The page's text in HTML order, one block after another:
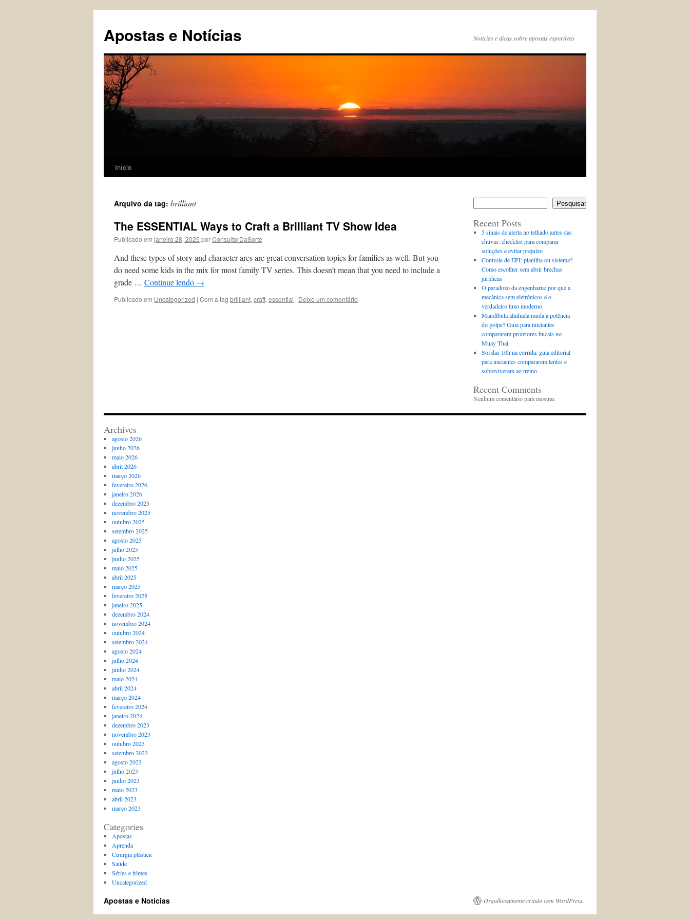
conteúdo
Apostas e Notícias Noticias e dicas sobre apostas esportivas
Início
Arquivo da tag: brilliant
The ESSENTIAL Ways to Craft a Brilliant TV Show Idea
Publicado em janeiro 28, 2025 porConsultorDaSorte
And these types of story and character arcs are great conversation topics for families as well. But you
do need some kids in the mix for most family TV series. This doesn’t mean that you need to include a
grade … Continue lendo →
Publicado em Uncategorized | Com a tag brilliant, craft, essential | Deixe um comentário
Pesquisar
Recent Posts
5 sinais de alerta no telhado antes das
chuvas: checklist para comparar
soluções e evitar prejuízo
Controle de EPI: planilha ou sistema?
Como escolher sem abrir brechas
jurídicas
O paradoxo da engenharia: por que a
mecânica sem eletrônicos é o
verdadeiro luxo moderno
Mandíbula alinhada muda a potência
do golpe? Guia para iniciantes
compararem protetores bucais no
Muay Thai
Sol das 10h na corrida: guia editorial
para iniciantes compararem lentes e
sobreviverem ao treino
Recent Comments
Nenhum comentário para mostrar.
Archives
agosto 2026
junho 2026
maio 2026
abril 2026
março 2026
fevereiro 2026
janeiro 2026
dezembro 2025
novembro 2025
outubro 2025
setembro 2025
agosto 2025
julho 2025
junho 2025
maio 2025
abril 2025
março 2025
fevereiro 2025
janeiro 2025
dezembro 2024
novembro 2024
outubro 2024
setembro 2024
agosto 2024
julho 2024
junho 2024
maio 2024
abril 2024
março 2024
fevereiro 2024
janeiro 2024
dezembro 2023
novembro 2023
outubro 2023
setembro 2023
agosto 2023
julho 2023
junho 2023
maio 2023
abril 2023
março 2023
Categories
Apostas
Aprenda
Cirurgia plástica
Saúde
Séries e filmes
Uncategorized
Apostas e Notícias Orgulhosamente criado com WordPress.